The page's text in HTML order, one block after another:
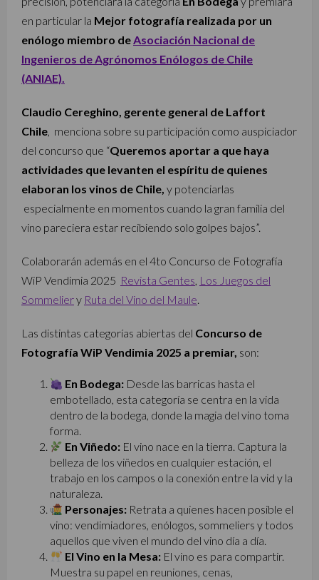
en particular la Mejor fotografía realizada por un
enólogo miembro deAsociación Nacional de
Ingenieros de Agrónomos Enólogos de Chile
(ANIAE).
Claudio Cereghino, gerente general de Laffort
Chile, menciona sobre su participación como auspiciador
del concurso que “Queremos aportar a que haya
actividades que levanten el espíritu de quienes
elaboran los vinos de Chile, y potenciarlas
especialmente en momentos cuando la gran familia del
vino pareciera estar recibiendo solo golpes bajos”.
Colaborarán además en el 4to Concurso de Fotografía
WiP Vendimia 2025 Revista Gentes, Los Juegos del
Sommeliery Ruta del Vino del Maule.
Las distintas categorías abiertas del Concurso de
Fotografía WiP Vendimia 2025 a premiar, son:
En Bodega: Desde las barricas hasta el
embotellado, esta categoría se centra en la vida
dentro de la bodega, donde la magia del vino toma
forma.
En Viñedo: El vino nace en la tierra. Captura la
belleza de los viñedos en cualquier estación, el
trabajo en los campos o la conexión entre la vid y la
naturaleza.
Personajes: Retrata a quienes hacen posible el
vino: vendimiadores, enólogos, sommeliers y todos
aquellos que viven el mundo del vino día a día.
El Vino en la Mesa: El vino es para compartir.
Muestra su papel en reuniones, cenas,